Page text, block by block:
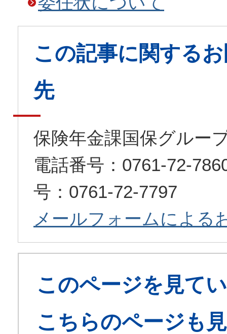
この記事に関する
先
保険年金課国保グルー
電話番号：0761-72-
号：0761-72-7797
メールフォームによる
このページを見て
こちらのページも